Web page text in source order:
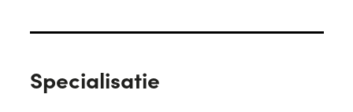
Specialisatie